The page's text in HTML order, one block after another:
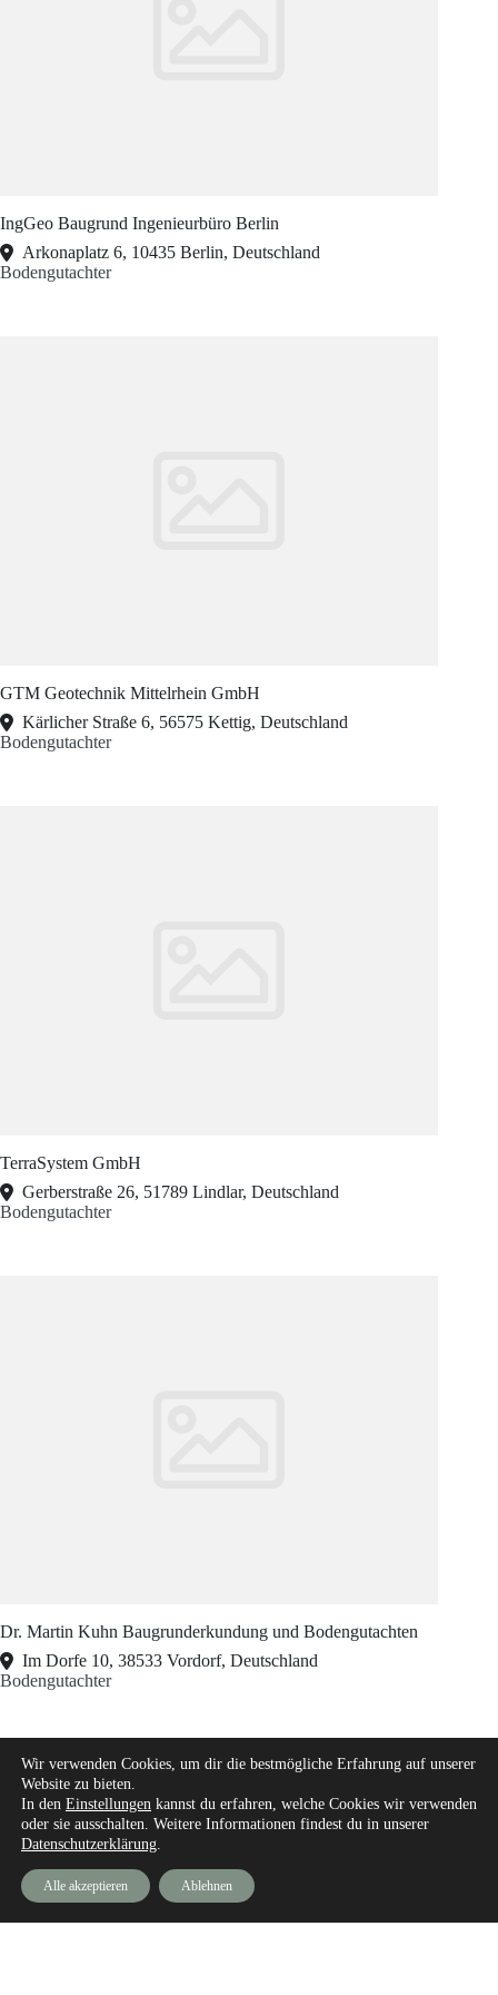
IngGeo Baugrund Ingenieurbüro Berlin
Arkonaplatz 6, 10435 Berlin, Deutschland
Bodengutachter
GTM Geotechnik Mittelrhein GmbH
Kärlicher Straße 6, 56575 Kettig, Deutschland
Bodengutachter
TerraSystem GmbH
Gerberstraße 26, 51789 Lindlar, Deutschland
Bodengutachter
Dr. Martin Kuhn Baugrunderkundung und Bodengutachten
Im Dorfe 10, 38533 Vordorf, Deutschland
Bodengutachter
Wir verwenden Cookies, um dir die bestmögliche Erfahrung auf unserer
Website zu bieten.
In den Einstellungen kannst du erfahren, welche Cookies wir verwenden
oder sie ausschalten. Weitere Informationen findest du in unserer
Datenschutzerklärung.
Alle akzeptieren Ablehnen